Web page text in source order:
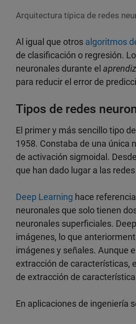
Arquitectura típica de redes
Al igual que otros algoritmos
de clasificación o regresión.
neuronales durante el
para reducir el error de
Tipos de redes
El primer y más sencillo tipo
1958. Constaba de una única
de activación sigmoidal.
que han dado lugar a las
Deep Learning hace
neuronales que solo tienen
neuronales superficiales.
imágenes, lo que
imágenes y señales. Aunque
extracción de características,
de extracción de
En aplicaciones de ingeniería